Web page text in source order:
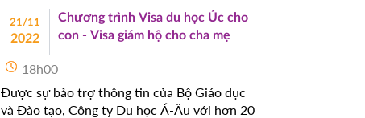
21/11
2022
Chương trình Visa du học Úc cho
con - Visa giám hộ cho cha mẹ
18h00
Được sự bảo trợ thông tin của Bộ Giáo dục
và Đào tạo, Công ty Du học Á-Âu với hơn 20